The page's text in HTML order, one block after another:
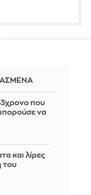
που
να
και λίρες
του